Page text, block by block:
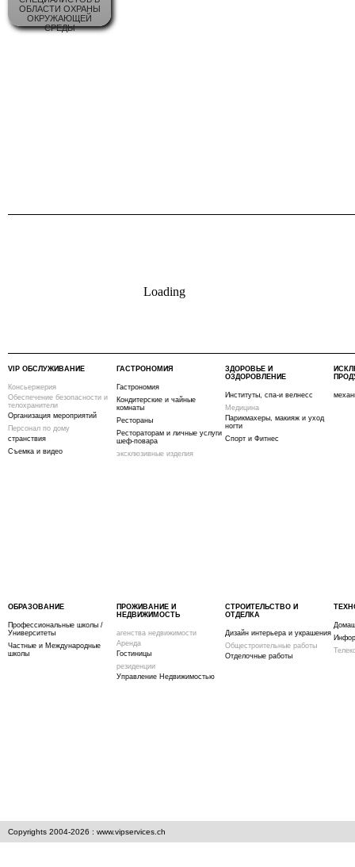
ОБЛАСТИ ОХРАНЫ
ОКРУЖАЮЩЕЙ
СРЕДЫ
Loading
VIP ОБСЛУЖИВАНИЕ
Консьержерия
Обеспечение безопасности и
телохранители
Организация мероприятий
Персонал по дому
странствия
Съемка и видео
ГАСТРОНОМИЯ
Гастрономия
Кондитерские и чайные
комнаты
Рестораны
Рестораторам и личные услуги
шеф-повара
эксклюзивные изделия
ЗДОРОВЬЕ И
ОЗДОРОВЛЕНИЕ
Институты, спа-и велнесс
Медицина
Парикмахеры, макияж и уход
ногти
Спорт и Фитнес
ОБРАЗОВАНИЕ
Профессиональные школы /
Университеты
Частные и Международные
школы
ПРОЖИВАНИЕ И
НЕДВИЖИМОСТЬ
агенства недвижимости
Аренда
Гостиницы
резиденции
Управление Недвижимостью
СТРОИТЕЛЬСТВО И
ОТДЕЛКА
Дизайн интерьера и украшения
Общестроительные работы
Отделочные работы
Copyrights 2004-2026 : www.vipservices.ch